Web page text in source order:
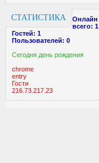
СТАТИСТИКА
Онлайн
всего: 1
Гостей: 1
Пользователей: 0
Cегодня день рождения
chrome
entry
Гости
216.73.217.23